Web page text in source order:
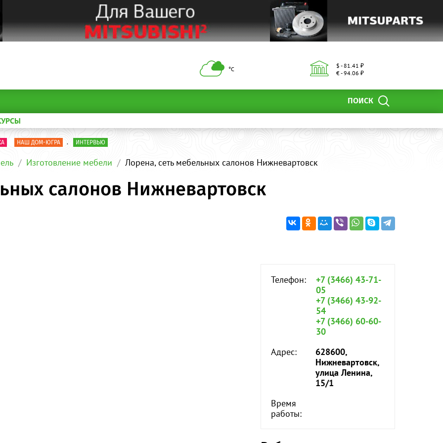
°С
$ - 81.41 ₽
€ - 94.06 ₽
ПОИСК
НАШ ДОМ-ЮГРА . ИНТЕРВЬЮ
Изготовление мебели Лорена, сеть мебельных салонов Нижневартовск
салонов Нижневартовск
Телефон:
+7 (3466) 43-71-
05
+7 (3466) 43-92-
54
+7 (3466) 60-60-
30
Адрес:
628600,
Нижневартовск,
улица Ленина,
15/1
Время
работы: